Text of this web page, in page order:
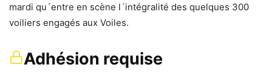
mardi qu´entre en scène l´intégralité des quelques 300
voiliers engagés aux Voiles.
Adhésion requise